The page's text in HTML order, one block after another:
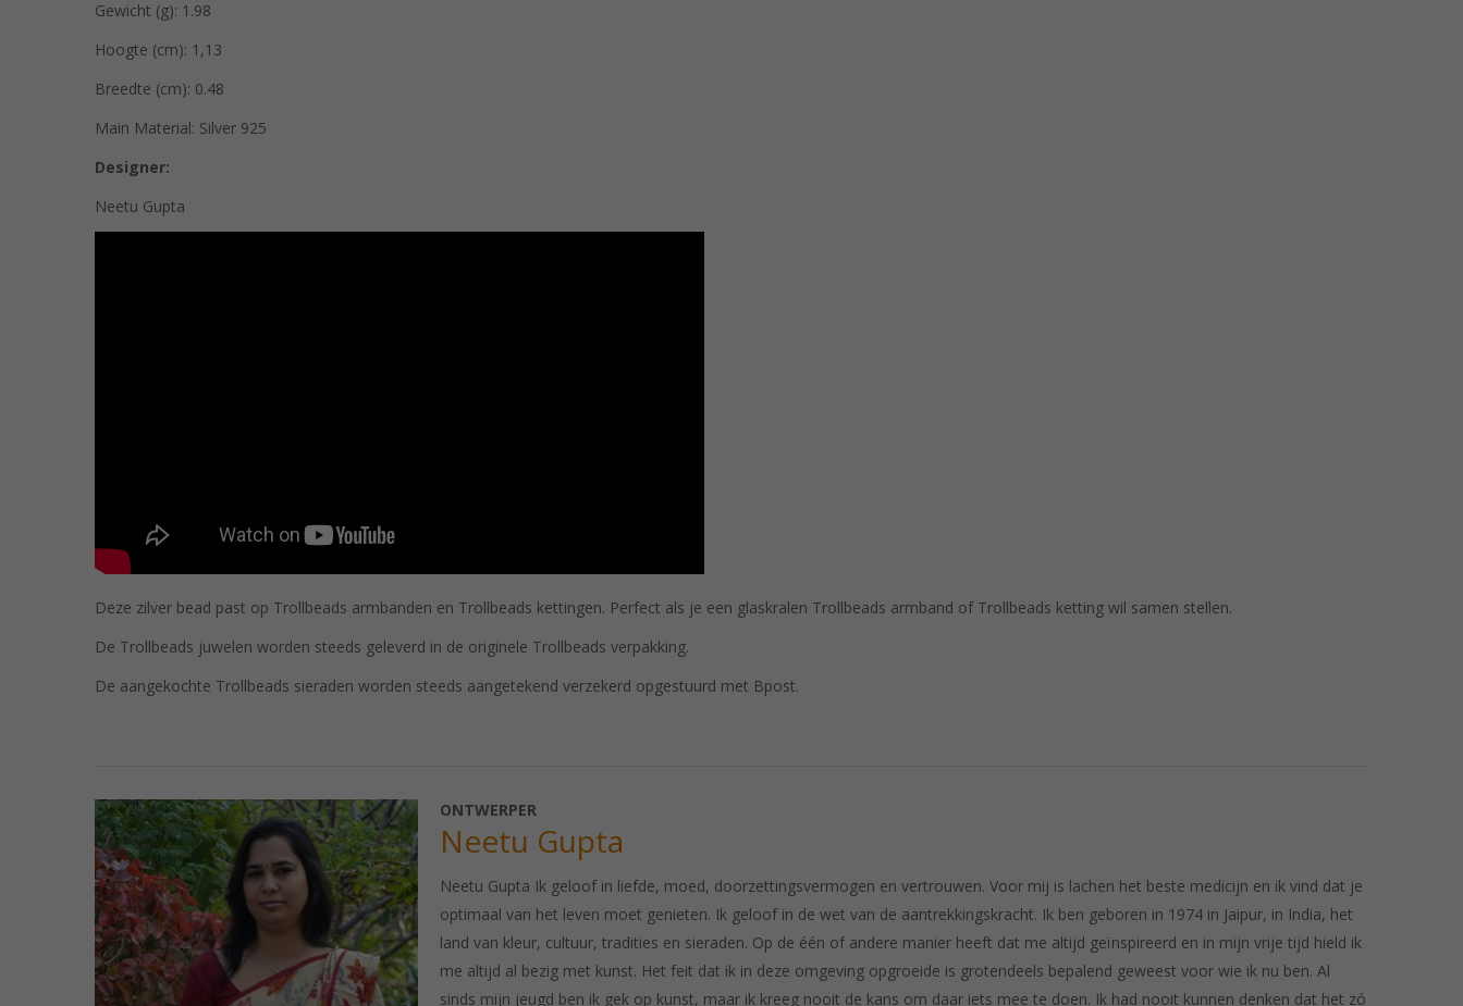
Gewicht (g): 1.98
Hoogte (cm): 1,13
Breedte (cm): 0.48
Main Material: Silver 925
Designer:
Neetu Gupta
Deze zilver bead past op Trollbeads armbanden en Trollbeads kettingen. Perfect als je een glaskralen Trollbeads armband of Trollbeads ketting wil samen stellen.
De Trollbeads juwelen worden steeds geleverd in de originele Trollbeads verpakking.
De aangekochte Trollbeads sieraden worden steeds aangetekend verzekerd opgestuurd met Bpost.
ONTWERPER
Neetu Gupta
Neetu Gupta Ik geloof in liefde, moed, doorzettingsvermogen en vertrouwen. Voor mij is lachen het beste medicijn en ik vind dat je
optimaal van het leven moet genieten. Ik geloof in de wet van de aantrekkingskracht. Ik ben geboren in 1974 in Jaipur, in India, het
land van kleur, cultuur, tradities en sieraden. Op de één of andere manier heeft dat me altijd geïnspireerd en in mijn vrije tijd hield ik
me altijd al bezig met kunst. Het feit dat ik in deze omgeving opgroeide is grotendeels bepalend geweest voor wie ik nu ben. Al
sinds mijn jeugd ben ik gek op kunst, maar ik kreeg nooit de kans om daar iets mee te doen. Ik had nooit kunnen denken dat het zó